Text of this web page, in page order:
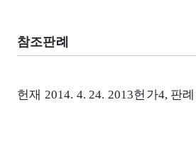
참조판례
헌재 2014. 4. 24. 2013헌가4, 판